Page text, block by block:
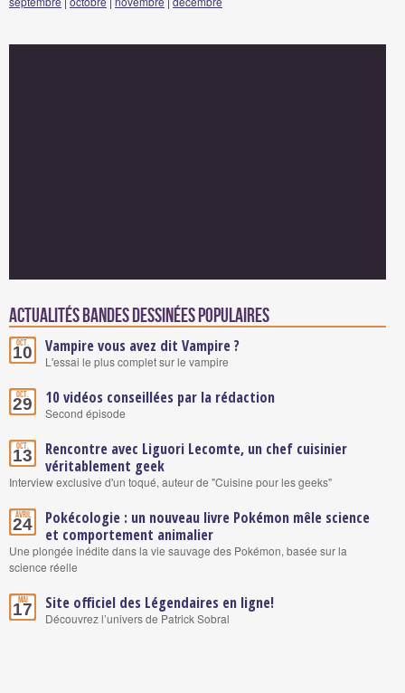
Actualités Bandes Dessinées populaires
Oct.
10 Vampire vous avez dit Vampire ?
L'essai le plus complet sur le vampire
Oct.
29 10 vidéos conseillées par la rédaction
Second épisode
Oct.
13
Rencontre avec Liguori Lecomte, un chef cuisinier
véritablement geek
Interview exclusive d'un toqué, auteur de "Cuisine pour les geeks"
Avril
24
Pokécologie : un nouveau livre Pokémon mêle science
et comportement animalier
Une plongée inédite dans la vie sauvage des Pokémon, basée sur la
science réelle
Mai
17 Site officiel des Légendaires en ligne!
Découvrez l’univers de Patrick Sobral